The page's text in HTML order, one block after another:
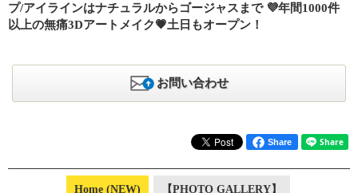
プ/アイラインはナチュラルからゴージャスまで 💜年間1000件
以上の無痛3Dアートメイク💗土日もオープン！
お問い合わせ
Share
Home (NEW) 【PHOTO GALLERY】